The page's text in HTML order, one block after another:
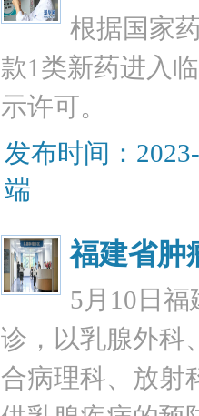
根据国家
款1类新药进入
示许可。
发布时间：
端
福建省肿
5月10日
诊，以乳腺外科
合病理科、放射